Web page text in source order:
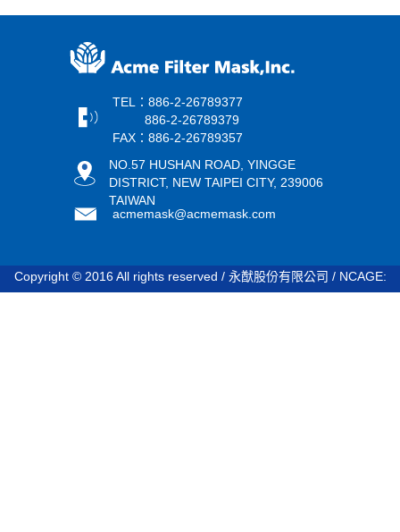
TEL：886-2-26789377
886-2-26789379
FAX：886-2-26789357
NO.57 HUSHAN ROAD, YINGGE
DISTRICT, NEW TAIPEI CITY, 239006
TAIWAN
acmemask@acmemask.com
Copyright © 2016 All rights reserved / 永猷股份有限公司 / NCAGE: